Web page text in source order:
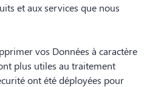
et aux services que nous
vos Données à caractère
plus utiles au traitement
ont été déployées pour